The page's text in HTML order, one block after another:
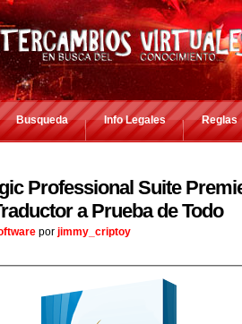
Busqueda Info Legales Reglas
Professional Suite
a Prueba de Todo
por jimmy_criptoy